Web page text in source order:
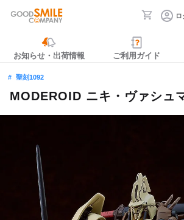
お知らせ・出荷情報 ご利用ガイド
聖刻1092
MODEROID ニキ・ヴァシュ